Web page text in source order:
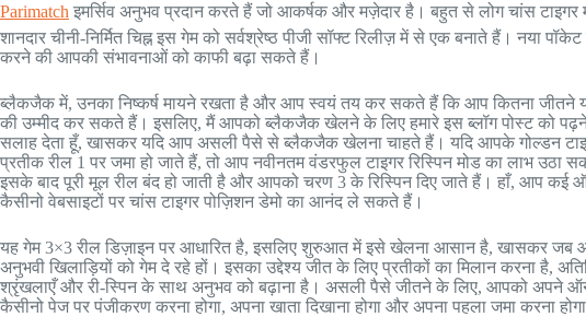
Parimatch इमर्सिव अनुभव प्रदान करते हैं जो आकर्षक और मज़ेदार है। बहुत से लोग चांस
शानदार चीनी-निर्मित चिह्न इस गेम को सर्वश्रेष्ठ पीजी सॉफ्ट रिलीज़ में से एक बनाते हैं। नया
करने की आपकी संभावनाओं को काफी बढ़ा सकते हैं।
ब्लैकजैक में, उनका निष्कर्ष मायने रखता है और आप स्वयं तय कर सकते हैं कि आप कितना जीतने
की उम्मीद कर सकते हैं। इसलिए, मैं आपको ब्लैकजैक खेलने के लिए हमारे इस ब्लॉग पोस्ट को
सलाह देता हूँ, खासकर यदि आप असली पैसे से ब्लैकजैक खेलना चाहते हैं। यदि आपके गोल्डन
प्रतीक रील 1 पर जमा हो जाते हैं, तो आप नवीनतम वंडरफुल टाइगर रिस्पिन मोड का लाभ उठा
इसके बाद पूरी मूल रील बंद हो जाती है और आपको चरण 3 के रिस्पिन दिए जाते हैं। हाँ, आप कई
कैसीनो वेबसाइटों पर चांस टाइगर पोज़िशन डेमो का आनंद ले सकते हैं।
यह गेम 3×3 रील डिज़ाइन पर आधारित है, इसलिए शुरुआत में इसे खेलना आसान है, खासकर जब
अनुभवी खिलाड़ियों को गेम दे रहे हों। इसका उद्देश्य जीत के लिए प्रतीकों का मिलान करना है,
श्रृंखलाएँ और री-स्पिन के साथ अनुभव को बढ़ाना है। असली पैसे जीतने के लिए, आपको अपने
कैसीनो पेज पर पंजीकरण करना होगा, अपना खाता दिखाना होगा और अपना पहला जमा करना